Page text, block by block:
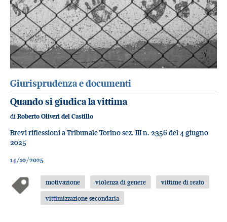
Giurisprudenza e documenti
Quando si giudica la vittima
di Roberto Oliveri del Castillo
Brevi riflessioni a Tribunale Torino sez. III n. 2356 del 4 giugno
2025
14/10/2025
motivazione violenza di genere
vittime di reato
vittimizzazione secondaria